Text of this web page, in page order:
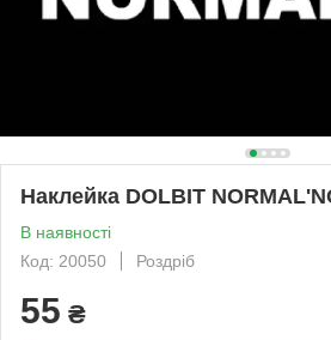
Наклейка DOLBIT
В наявності
Код: 20050
Роздріб
55 ₴